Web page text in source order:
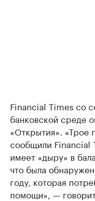
Financial Times со
банковской среде
«Открытия». «Трое
сообщили Financial
имеет «дыру» в
что была
году, которая
помощи», —